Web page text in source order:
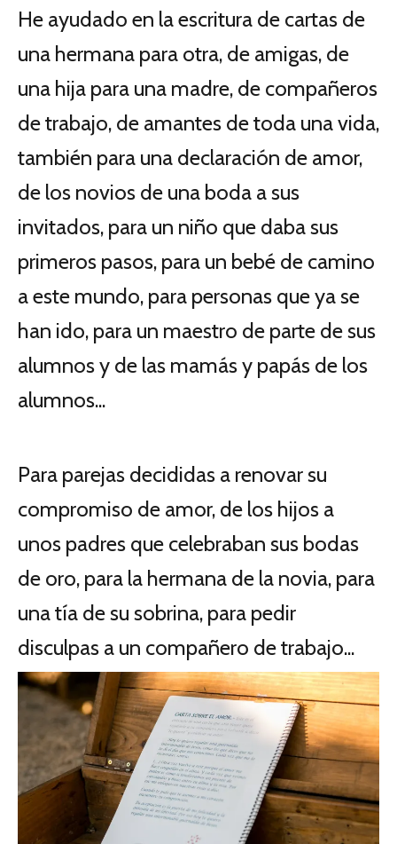
He ayudado en la escritura de cartas de
una hermana para otra, de amigas, de
una hija para una madre, de compañeros
de trabajo, de amantes de toda una vida,
también para una declaración de amor,
de los novios de una boda a sus
invitados, para un niño que daba sus
primeros pasos, para un bebé de camino
a este mundo, para personas que ya se
han ido, para un maestro de parte de sus
alumnos y de las mamás y papás de los
alumnos...
Para parejas decididas a renovar su
compromiso de amor, de los hijos a
unos padres que celebraban sus bodas
de oro, para la hermana de la novia, para
una tía de su sobrina, para pedir
disculpas a un compañero de trabajo...